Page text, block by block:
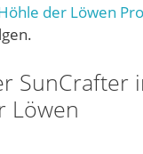
der Löwen
SunCrafter
Löwen